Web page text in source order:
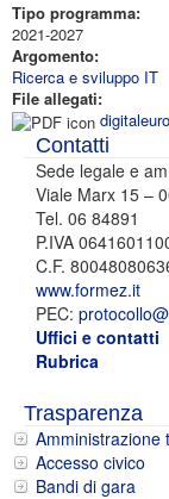
Tipo programma:
2021-2027
Argomento:
Ricerca e sviluppo IT
File allegati:
Contatti
Sede legale e
Viale Marx 15 –
Tel. 06 84891
P.IVA
C.F.
www.formez.it
PEC:
Uffici e contatti
Rubrica
Trasparenza
Amministrazione
Accesso civico
Bandi di gara